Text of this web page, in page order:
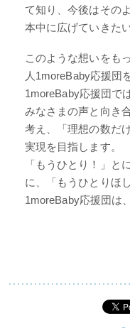
て知り、今後はその
本中に広げていきた
このような想いをも
人1moreBaby応援団
1moreBaby応援団で
みなさまの声と向き
考え、「理想の数だ
実現を目指します。
「もうひとり！」と
に、「もうひとりほ
1moreBaby応援団は